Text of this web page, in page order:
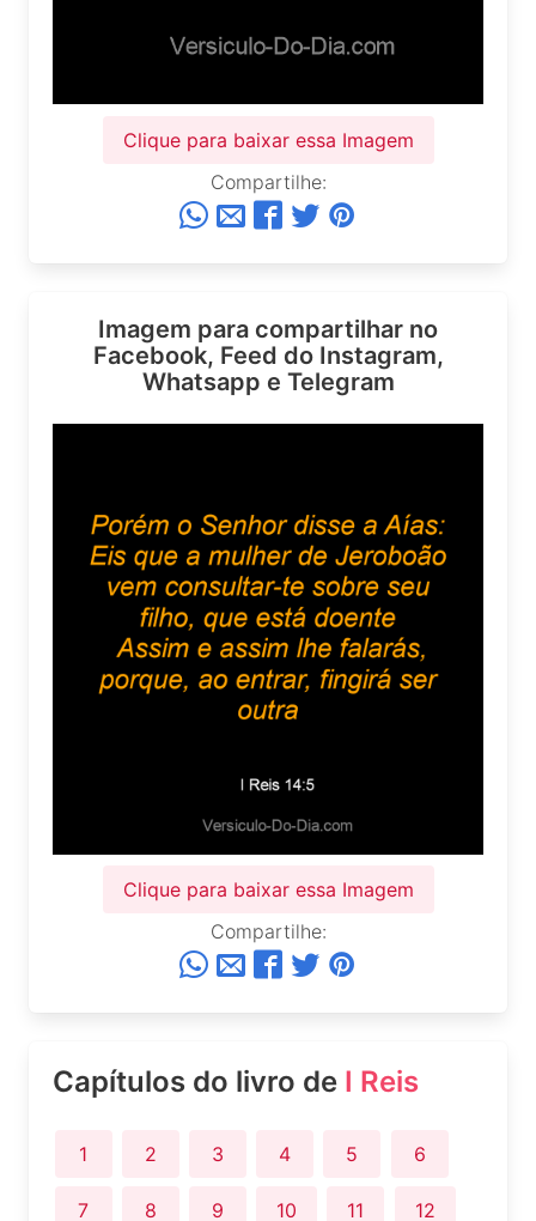
Clique para baixar essa Imagem
Compartilhe:
Imagem para compartilhar no
Facebook, Feed do Instagram,
Whatsapp e Telegram
Clique para baixar essa Imagem
Compartilhe:
Capítulos do livro de I Reis
1 2 3 4 5 6
7 8 9 10 11 12